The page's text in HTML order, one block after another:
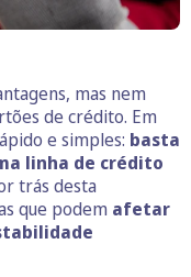
mas nem
de crédito. Em
e simples: basta
linha de crédito
trás desta
que podem afetar